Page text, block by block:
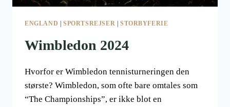
ENGLAND SPORTSREJSER STORBYFERIE
Wimbledon 2024
Hvorfor er Wimbledon tennisturneringen den
største? Wimbledon, som ofte bare omtales som
“The Championships”, er ikke blot en